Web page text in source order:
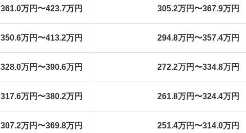
361.0万円〜423.7万円 305.2万円〜367.9万円
350.6万円〜413.2万円 294.8万円〜357.4万円
328.0万円〜390.6万円 272.2万円〜334.8万円
317.6万円〜380.2万円 261.8万円〜324.4万円
307.2万円〜369.8万円 251.4万円〜314.0万円